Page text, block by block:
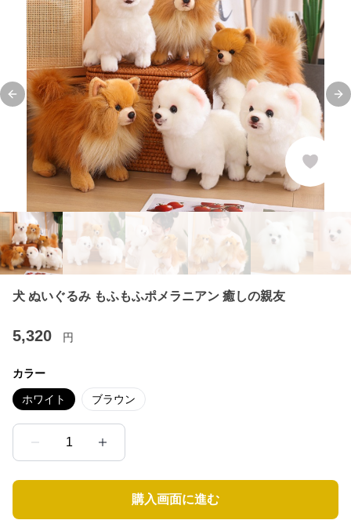
Previous slide
犬 ぬいぐるみ もふもふポメラニアン 癒しの親友
5,320 円
カラー
ホワイト ブラウン
1
購入画面に進む